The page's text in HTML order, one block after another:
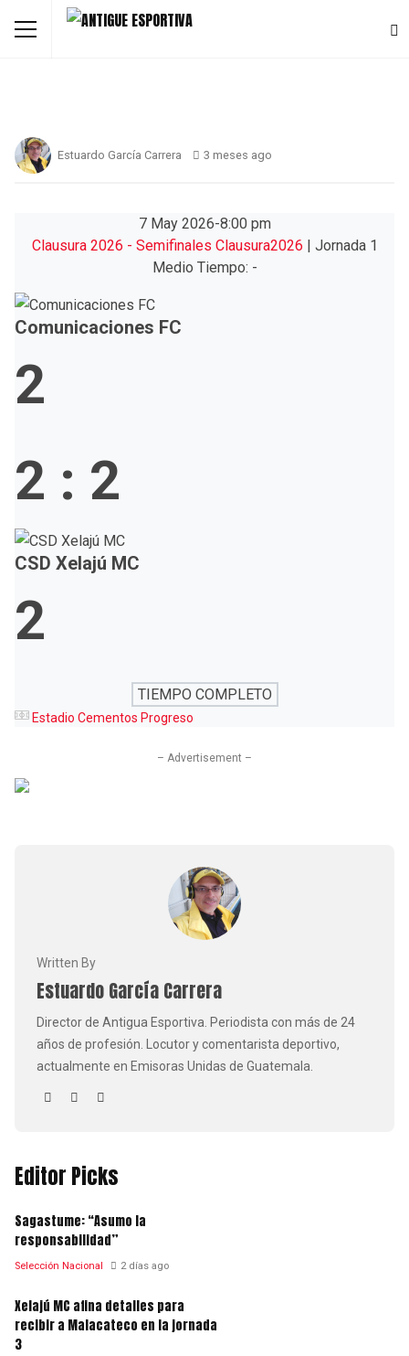
Estuardo García Carrera 3 meses ago
7 May 2026-8:00 pm
Clausura 2026 - Semifinales Clausura2026 | Jornada 1
Medio Tiempo: -
Comunicaciones FC
2
2 : 2
CSD Xelajú MC
2
TIEMPO COMPLETO
Estadio Cementos Progreso
– Advertisement –
Written By
Estuardo García Carrera
Director de Antigua Esportiva. Periodista con más de 24
años de profesión. Locutor y comentarista deportivo,
actualmente en Emisoras Unidas de Guatemala.
Editor Picks
Sagastume: “Asumo la
responsabilidad”
Selección Nacional 2 días ago
Xelajú MC afina detalles para
recibir a Malacateco en la jornada
3